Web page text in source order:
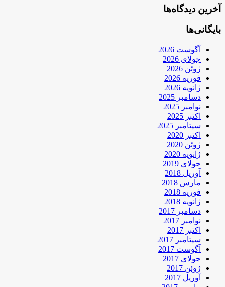
آخرین دیدگاه‌ها
بایگانی‌ها
آگوست 2026
جولای 2026
ژوئن 2026
فوریه 2026
ژانویه 2026
دسامبر 2025
نوامبر 2025
اکتبر 2025
سپتامبر 2025
اکتبر 2020
ژوئن 2020
ژانویه 2020
جولای 2019
آوریل 2018
مارس 2018
فوریه 2018
ژانویه 2018
دسامبر 2017
نوامبر 2017
اکتبر 2017
سپتامبر 2017
آگوست 2017
جولای 2017
ژوئن 2017
آوریل 2017